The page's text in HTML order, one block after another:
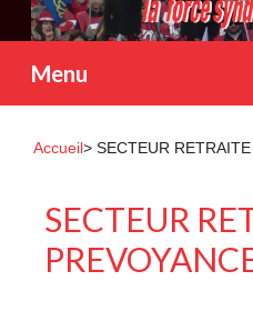
Menu
Accueil> SECTEUR
SECTEUR